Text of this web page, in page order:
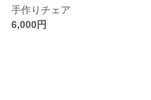
手作りチェア
6,000円